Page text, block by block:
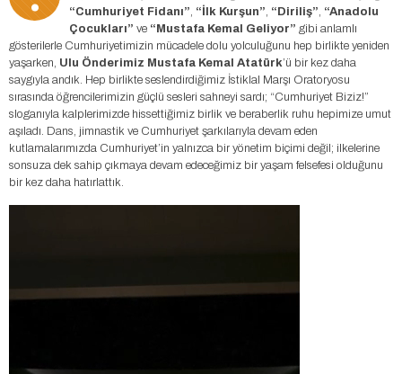
“Cumhuriyet Fidanı”, “İlk Kurşun”, “Diriliş”, “Anadolu
Çocukları” ve “Mustafa Kemal Geliyor” gibi anlamlı
gösterilerle Cumhuriyetimizin mücadele dolu yolculuğunu hep birlikte yeniden
yaşarken, Ulu Önderimiz Mustafa Kemal Atatürk’ü bir kez daha
saygıyla andık. Hep birlikte seslendirdiğimiz İstiklal Marşı Oratoryosu
sırasında öğrencilerimizin güçlü sesleri sahneyi sardı; “Cumhuriyet Biziz!”
sloganıyla kalplerimizde hissettiğimiz birlik ve beraberlik ruhu hepimize umut
aşıladı. Dans, jimnastik ve Cumhuriyet şarkılarıyla devam eden
kutlamalarımızda Cumhuriyet’in yalnızca bir yönetim biçimi değil; ilkelerine
sonsuza dek sahip çıkmaya devam edeceğimiz bir yaşam felsefesi olduğunu
bir kez daha hatırlattık.